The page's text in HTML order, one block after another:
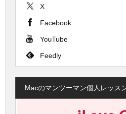
X
Facebook
YouTube
Feedly
Macのマンツーマン個人レッス